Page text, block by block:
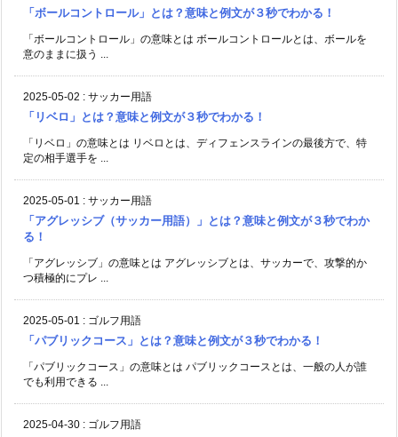
「ボールコントロール」とは？意味と例文が３秒でわかる！
「ボールコントロール」の意味とは ボールコントロールとは、ボールを
意のままに扱う ...
2025-05-02 : サッカー用語
「リベロ」とは？意味と例文が３秒でわかる！
「リベロ」の意味とは リベロとは、ディフェンスラインの最後方で、特
定の相手選手を ...
2025-05-01 : サッカー用語
「アグレッシブ（サッカー用語）」とは？意味と例文が３秒でわか
る！
「アグレッシブ」の意味とは アグレッシブとは、サッカーで、攻撃的か
つ積極的にプレ ...
2025-05-01 : ゴルフ用語
「パブリックコース」とは？意味と例文が３秒でわかる！
「パブリックコース」の意味とは パブリックコースとは、一般の人が誰
でも利用できる ...
2025-04-30 : ゴルフ用語